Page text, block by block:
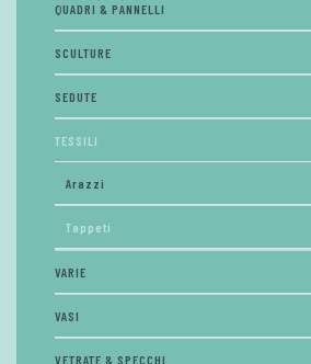
QUADRI & PANNELLI
SCULTURE
SEDUTE
TESSILI
Arazzi
Tappeti
VARIE
VASI
VETRATE & SPECCHI